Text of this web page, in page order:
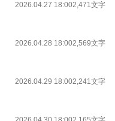
2026.04.27 18:002,471文字
2026.04.28 18:002,569文字
2026.04.29 18:002,241文字